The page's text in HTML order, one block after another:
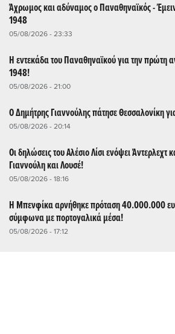
Άχρωμος και αδύναμος ο Παναθηναϊκός -
1948
05/08/2026 - 23:33
Η εντεκάδα του Παναθηναϊκού για την πρώτη
1948!
05/08/2026 - 21:00
Ο Δημήτρης Γιαννούλης πάτησε Θεσσαλονίκη
05/08/2026 - 20:14
Οι δηλώσεις του Αλέσιο Λίσι ενόψει
Γιαννούλη και Λουσέ!
05/08/2026 - 18:16
Η Μπενφίκα αρνήθηκε πρόταση 40.000.000
σύμφωνα με πορτογαλικά μέσα!
05/08/2026 - 17:12